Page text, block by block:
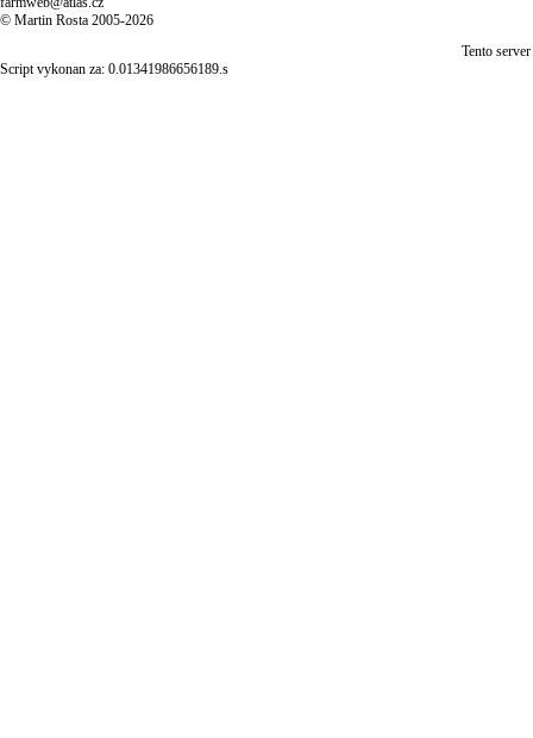
© Martin Rosta 2005-2026
Tento
Script vykonan za: 0.01341986656189.s